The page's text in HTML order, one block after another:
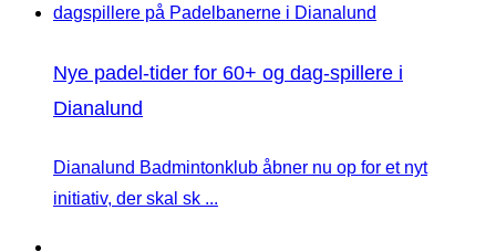
Nye padel-tider for 60+ og dag-spillere i
Dianalund
Dianalund Badmintonklub åbner nu op for et nyt
initiativ, der skal sk ...